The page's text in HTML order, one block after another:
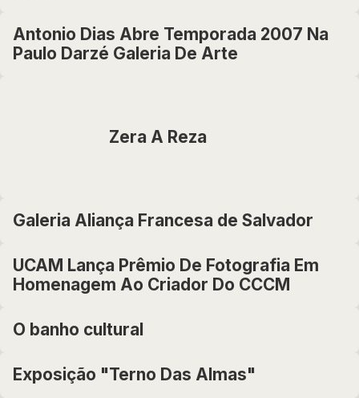
Antonio Dias Abre Temporada 2007 Na
Paulo Darzé Galeria De Arte
Zera A Reza
Galeria Aliança Francesa de Salvador
UCAM Lança Prêmio De Fotografia Em
Homenagem Ao Criador Do CCCM
O banho cultural
Exposição "Terno Das Almas"